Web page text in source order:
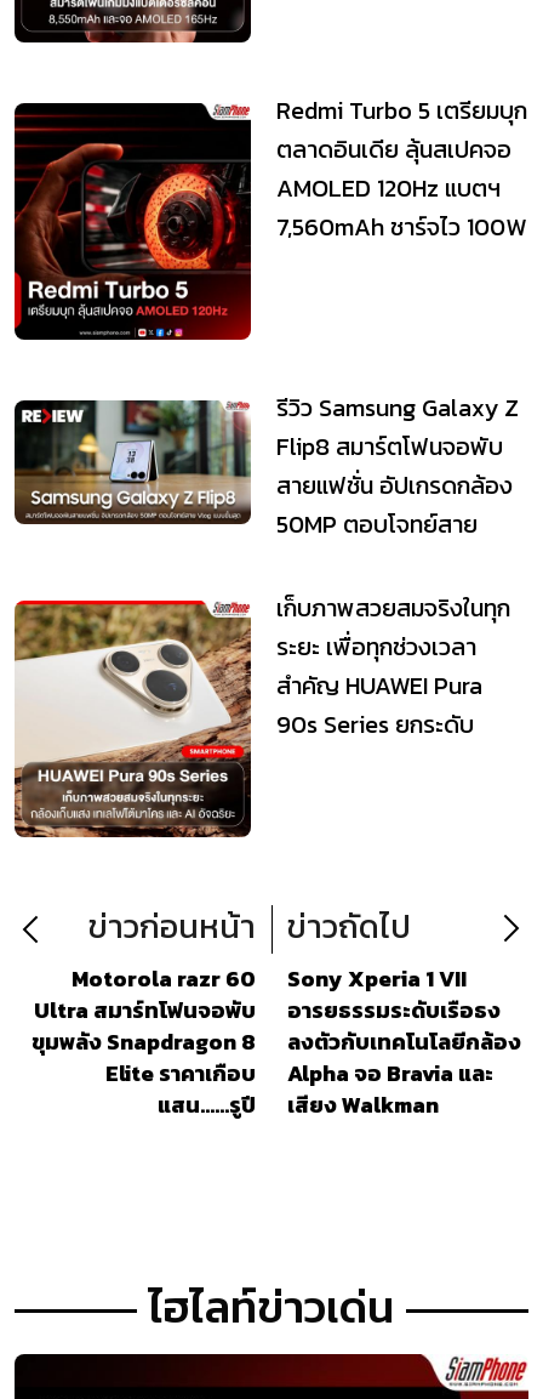
Redmi Turbo 5 เตรียมบุก
ตลาดอินเดีย ลุ้นสเปคจอ
AMOLED 120Hz แบตฯ
7,560mAh ชาร์จไว 100W
รีวิว Samsung Galaxy Z
Flip8 สมาร์ตโฟนจอพับ
สายแฟชั่น อัปเกรดกล้อง
50MP ตอบโจทย์สาย
เก็บภาพสวยสมจริงในทุก
ระยะ เพื่อทุกช่วงเวลา
สำคัญ HUAWEI Pura
90s Series ยกระดับ
ข่าวก่อนหน้า
Motorola razr 60
Ultra สมาร์ทโฟนจอพับ
ขุมพลัง Snapdragon 8
Elite ราคาเกือบ
แสน......รูปี
ข่าวถัดไป
Sony Xperia 1 VII
อารยธรรมระดับเรือธง
ลงตัวกับเทคโนโลยีกล้อง
Alpha จอ Bravia และ
เสียง Walkman
ไฮไลท์ข่าวเด่น